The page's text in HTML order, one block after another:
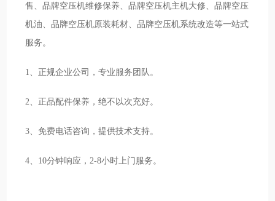
售、品牌空压机维修保养、品牌空压机主机大修、品牌空压
机油、品牌空压机原装耗材、品牌空压机系统改造等一站式
服务。
1、正规企业公司，专业服务团队。
2、正品配件保养，绝不以次充好。
3、免费电话咨询，提供技术支持。
4、10分钟响应，2-8小时上门服务。